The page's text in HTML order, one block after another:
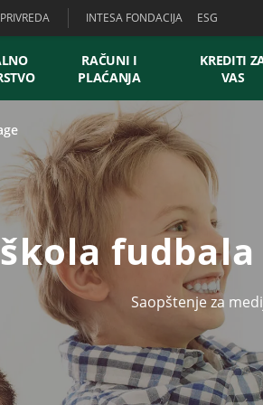
PRIVREDA INTESA FONDACIJA ESG
RAČUNI I
PLAĆANJA
KREDITI
VAS
Saopštenje za